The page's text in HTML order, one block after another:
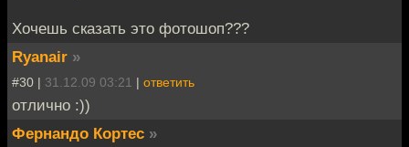
Хочешь сказать это фотошоп???
Ryanair »
#30 | 31.12.09 03:21 | ответить
отлично :))
Фернандо Кортес »